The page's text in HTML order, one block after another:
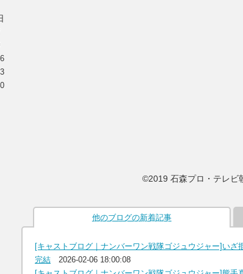
©2019 石森プロ・テレビ
他のブログの新着記事
[キャストブログ｜ナンバーワン戦隊ゴジュウジャー]い
完結
2026-02-06 18:00:08